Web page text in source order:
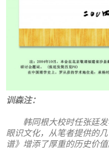
训森注：
韩同根大校时任张廷
眼识文化，从笔者提供的
谱》增添了厚重的历史价值